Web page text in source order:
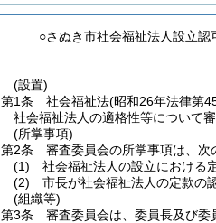
○さぬき市社会福祉法人設立認
(設置)
第1条
社会福祉法(昭和26年法律第
社会福祉法人の適格性等について
(所掌事項)
第2条
審査委員会の所掌事項は、次
(1)
社会福祉法人の設立における
(2)
市長が社会福祉法人の定款の
(組織等)
第3条
審査委員会は、委員長及び委